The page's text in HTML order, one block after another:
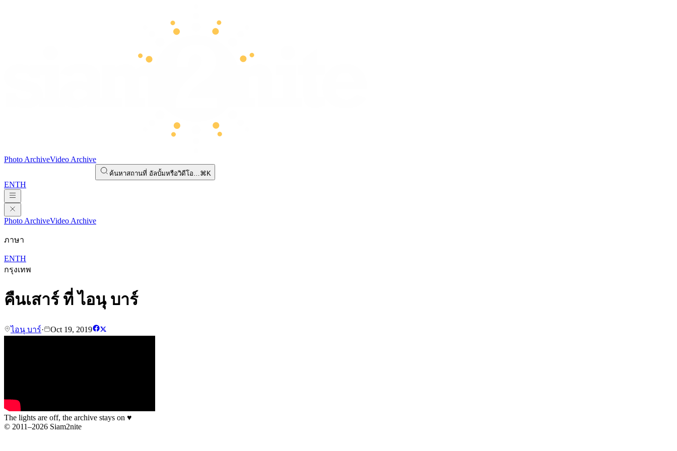
Photo ArchiveVideo Archive
ค้นหาสถานที่ อัลบั้มหรือวิดีโอ…⌘K
ENTH
Photo ArchiveVideo Archive
ภาษา
ENTH
กรุงเทพ
คืนเสาร์ ที่ ไอนุ บาร์
ไอนุ บาร์· Oct 19, 2019
The lights are off, the archive stays on ♥
© 2011–2026 Siam2nite